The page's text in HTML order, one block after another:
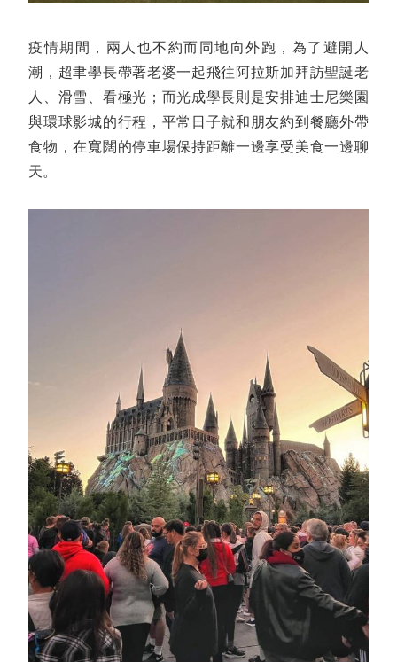
疫情期間，兩人也不約而同地向外跑，為了避開人
潮，超聿學長帶著老婆一起飛往阿拉斯加拜訪聖誕老
人、滑雪、看極光；而光成學長則是安排迪士尼樂園
與環球影城的行程，平常日子就和朋友約到餐廳外帶
食物，在寬闊的停車場保持距離一邊享受美食一邊聊
天。